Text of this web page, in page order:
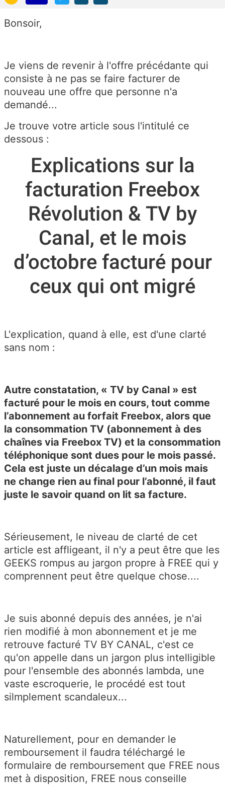
Bonsoir,
Je viens de revenir à l'offre précédante qui
consiste à ne pas se faire facturer de
nouveau une offre que personne n'a
demandé...
Je trouve votre article sous l'intitulé ce
dessous :
Explications sur la
facturation Freebox
Révolution & TV by
Canal, et le mois
d’octobre facturé pour
ceux qui ont migré
L'explication, quand à elle, est d'une clarté
sans nom :
Autre constatation, « TV by Canal » est
facturé pour le mois en cours, tout comme
l’abonnement au forfait Freebox, alors que
la consommation TV (abonnement à des
chaînes via Freebox TV) et la consommation
téléphonique sont dues pour le mois passé.
Cela est juste un décalage d’un mois mais
ne change rien au final pour l’abonné, il faut
juste le savoir quand on lit sa facture.
Sérieusement, le niveau de clarté de cet
article est affligeant, il n'y a peut être que les
GEEKS rompus au jargon propre à FREE qui y
comprennent peut être quelque chose....
Je suis abonné depuis des années, je n'ai
rien modifié à mon abonnement et je me
retrouve facturé TV BY CANAL, c'est ce
qu'on appelle dans un jargon plus intelligible
pour l'ensemble des abonnés lambda, une
vaste escroquerie, le procédé est tout
silmplement scandaleux...
Naturellement, pour en demander le
remboursement il faudra téléchargé le
formulaire de remboursement que FREE nous
met à disposition, FREE nous conseille